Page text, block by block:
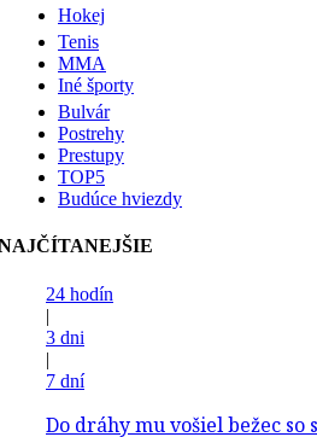
Hokej
Tenis
MMA
Iné športy
Bulvár
Postrehy
Prestupy
TOP5
Budúce hviezdy
24 hodín
|
3 dni
|
7 dní